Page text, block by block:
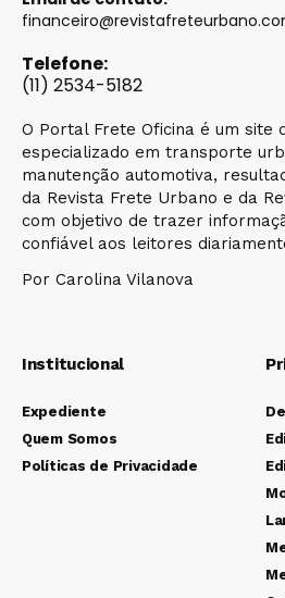
Telefone:
(11) 2534-5182
O Portal Frete Oficina é um site
especializado em transporte
manutenção automotiva,
da Revista Frete Urbano e da
com objetivo de trazer
confiável aos leitores
Por Carolina Vilanova
Institucional
Expediente
Quem Somos
Políticas de Privacidade